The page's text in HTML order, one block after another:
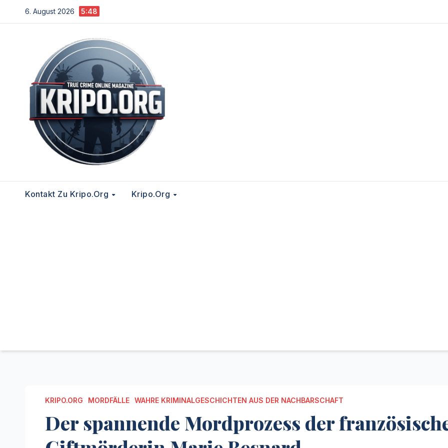
Inhalt
6. August 2026 5:48
Kontakt Zu Kripo.org Kripo.org
KRIPO.ORG MORDFÄLLE WAHRE KRIMINALGESCHICHTEN AUS DER NACHBARSCHAFT
Der spannende Mordprozess der